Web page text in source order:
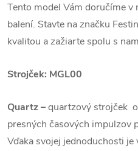
Tento model Vám doručíme v
balení. Stavte na značku
kvalitou a zažiarte spolu s
Strojček: MGL00
Quartz–quartzový strojček
presných časových impulzov
Vďaka svojej jednoduchosti